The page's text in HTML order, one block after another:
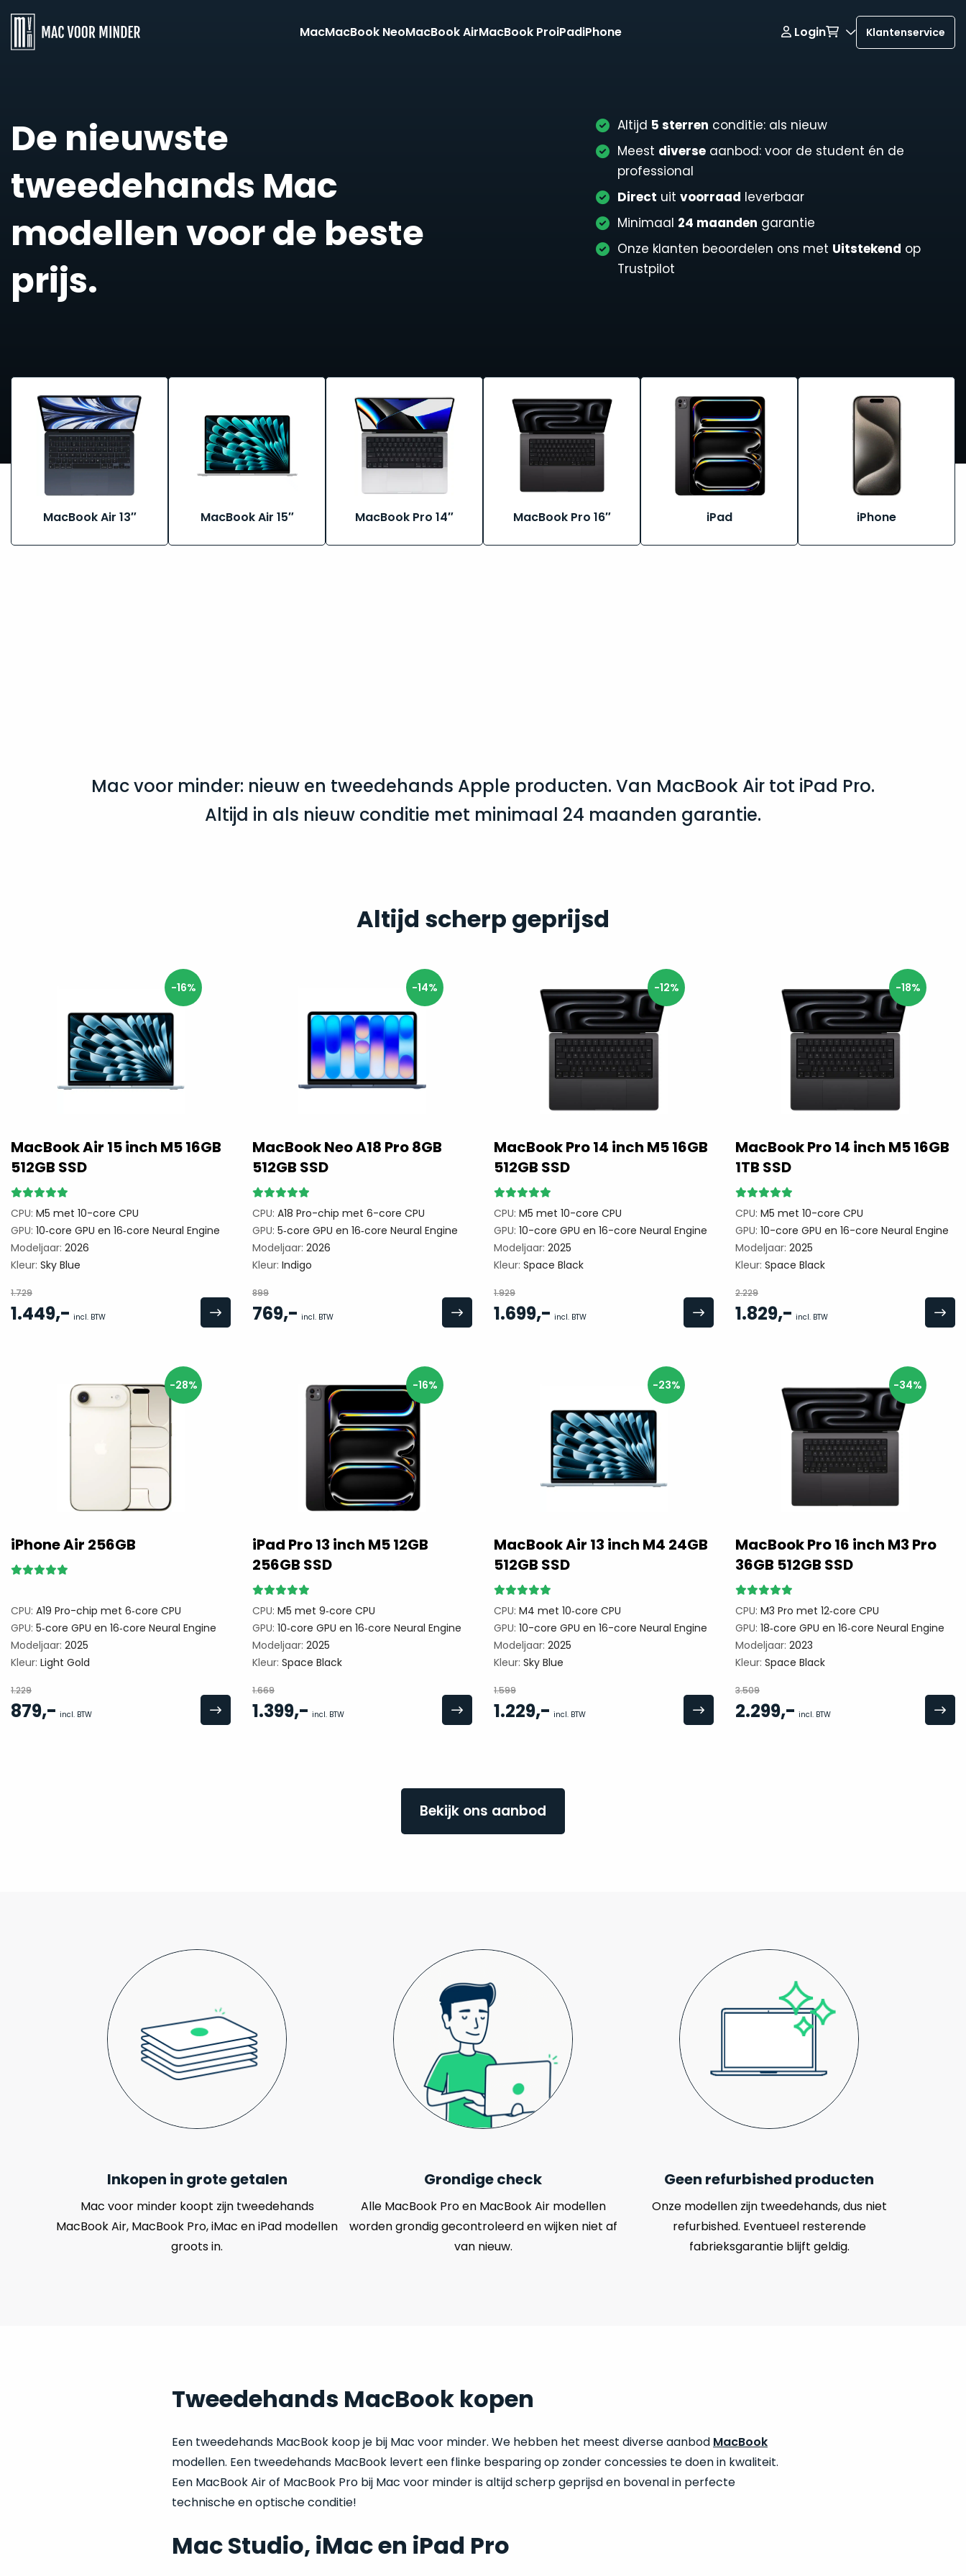
MacMacBook NeoMacBook AirMacBook ProiPadiPhone Login Klantenservice
De nieuwste
tweedehands Mac
modellen voor de beste
prijs.
Altijd 5 sterren conditie: als nieuw
Meest diverseaanbod: voor de student én de
professional
Direct uit voorraad leverbaar
Minimaal 24 maanden garantie
Onze klanten beoordelen ons met Uitstekend op
Trustpilot
MacBook Air 13″
Bekijk
MacBook
MacBook Air 15″
Bekijk
MacBook
MacBook Pro 14″
Bekijk
MacBook
MacBook Pro 16″
Bekijk
MacBook
iPad
Bekijk
iPhone
Bekijk
Mac voor minder: nieuw en tweedehands Apple producten. Van MacBook Air tot iPad Pro.
Altijd in als nieuw conditie met minimaal 24 maanden garantie.
Altijd scherp geprijsd
-16%
MacBook Air 15 inch M5 16GB
512GB SSD
CPU: M5 met 10-core CPU
GPU: 10‑core GPU en 16‑core Neural Engine
Modeljaar: 2026
Kleur: Sky Blue
1.729
1.449,- incl. BTW
-14%
MacBook Neo A18 Pro 8GB
512GB SSD
CPU: A18 Pro-chip met 6-core CPU
GPU: 5‑core GPU en 16‑core Neural Engine
Modeljaar: 2026
Kleur: Indigo
899
769,- incl. BTW
-12%
MacBook Pro 14 inch M5 16GB
512GB SSD
CPU: M5 met 10-core CPU
GPU: 10-core GPU en 16-core Neural Engine
Modeljaar: 2025
Kleur: Space Black
1.929
1.699,- incl. BTW
-18%
MacBook Pro 14 inch M5 16GB
1TB SSD
CPU: M5 met 10-core CPU
GPU: 10-core GPU en 16-core Neural Engine
Modeljaar: 2025
Kleur: Space Black
2.229
1.829,- incl. BTW
-28%
iPhone Air 256GB
CPU: A19 Pro-chip met 6‑core CPU
GPU: 5‑core GPU en 16‑core Neural Engine
Modeljaar: 2025
Kleur: Light Gold
1.229
879,- incl. BTW
-16%
iPad Pro 13 inch M5 12GB
256GB SSD
CPU: M5 met 9‑core CPU
GPU: 10‑core GPU en 16‑core Neural Engine
Modeljaar: 2025
Kleur: Space Black
1.669
1.399,- incl. BTW
-23%
MacBook Air 13 inch M4 24GB
512GB SSD
CPU: M4 met 10‑core CPU
GPU: 10-core GPU en 16-core Neural Engine
Modeljaar: 2025
Kleur: Sky Blue
1.599
1.229,- incl. BTW
-34%
MacBook Pro 16 inch M3 Pro
36GB 512GB SSD
CPU: M3 Pro met 12‑core CPU
GPU: 18‑core GPU en 16‑core Neural Engine
Modeljaar: 2023
Kleur: Space Black
3.509
2.299,- incl. BTW
Bekijk ons aanbod
Inkopen in grote getalen
Mac voor minder koopt zijn tweedehands
MacBook Air, MacBook Pro, iMac en iPad modellen
groots in.
Grondige check
Alle MacBook Pro en MacBook Air modellen
worden grondig gecontroleerd en wijken niet af
van nieuw.
Geen refurbished producten
Onze modellen zijn tweedehands, dus niet
refurbished. Eventueel resterende
fabrieksgarantie blijft geldig.
Tweedehands MacBook kopen
Een tweedehands MacBook koop je bij Mac voor minder. We hebben het meest diverse aanbod MacBook
modellen. Een tweedehands MacBook levert een flinke besparing op zonder concessies te doen in kwaliteit.
Een MacBook Air of MacBook Pro bij Mac voor minder is altijd scherp geprijsd en bovenal in perfecte
technische en optische conditie!
Mac Studio, iMac en iPad Pro